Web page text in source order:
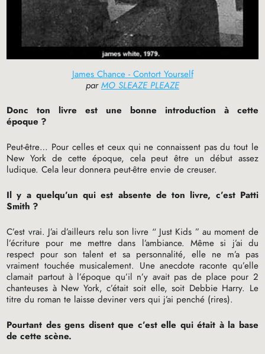
James Chance - Contort Yourself
parMO SLEAZE PLEAZE
Donc ton livre est une bonne introduction à cette
époque ?
Peut-être… Pour celles et ceux qui ne connaissent pas du tout le
New York de cette époque, cela peut être un début assez
ludique. Cela leur donnera peut-être envie de creuser.
Il y a quelqu’un qui est absente de ton livre, c’est Patti
Smith ?
C’est vrai. J’ai d’ailleurs relu son livre “ Just Kids ” au moment de
l’écriture pour me mettre dans l’ambiance. Même si j’ai du
respect pour son talent et sa personnalité, elle ne m’a pas
vraiment touchée musicalement. Une anecdote raconte qu’elle
clamait partout à l’époque qu’il n’y avait pas de place pour 2
chanteuses à New York, c’était soit elle, soit Debbie Harry. Le
titre du roman te laisse deviner vers qui j’ai penché (rires).
Pourtant des gens disent que c’est elle qui était à la base
de cette scène.